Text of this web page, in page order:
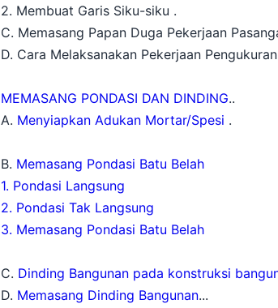
2. Membuat Garis Siku-siku .
C. Memasang Papan Duga Pekerjaan
D. Cara Melaksanakan Pekerjaan
MEMASANG PONDASI DAN DINDING..
A. Menyiapkan Adukan Mortar/Spesi .
B. Memasang Pondasi Batu Belah
1. Pondasi Langsung
2. Pondasi Tak Langsung
3. Memasang Pondasi Batu Belah
C. Dinding Bangunan pada konstruksi
D. Memasang Dinding Bangunan...